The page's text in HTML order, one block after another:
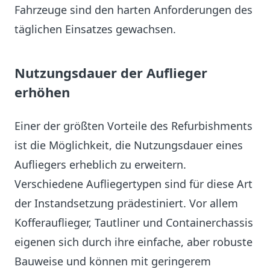
Fahrzeuge sind den harten Anforderungen des
täglichen Einsatzes gewachsen.
Nutzungsdauer der Auflieger
erhöhen
Einer der größten Vorteile des Refurbishments
ist die Möglichkeit, die Nutzungsdauer eines
Aufliegers erheblich zu erweitern.
Verschiedene Aufliegertypen sind für diese Art
der Instandsetzung prädestiniert. Vor allem
Kofferauflieger, Tautliner und Containerchassis
eigenen sich durch ihre einfache, aber robuste
Bauweise und können mit geringerem